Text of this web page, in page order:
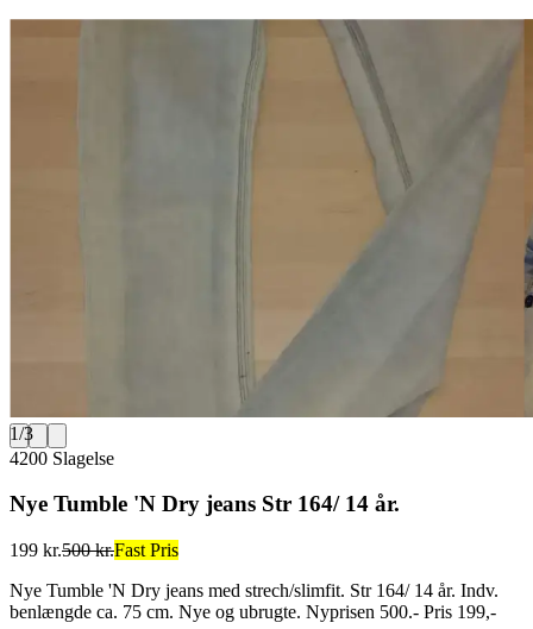
1/3
4200 Slagelse
Nye Tumble 'N Dry jeans Str 164/ 14 år.
199 kr.500 kr.Fast Pris
Nye Tumble 'N Dry jeans med strech/slimfit. Str 164/ 14 år. Indv.
benlængde ca. 75 cm. Nye og ubrugte. Nyprisen 500.- Pris 199,-